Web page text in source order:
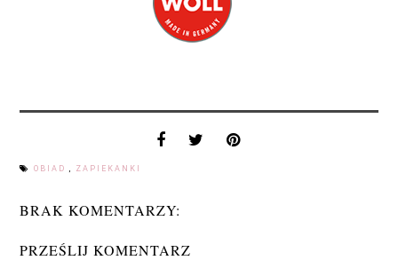
OBIAD, ZAPIEKANKI
BRAK KOMENTARZY:
PRZEŚLIJ KOMENTARZ